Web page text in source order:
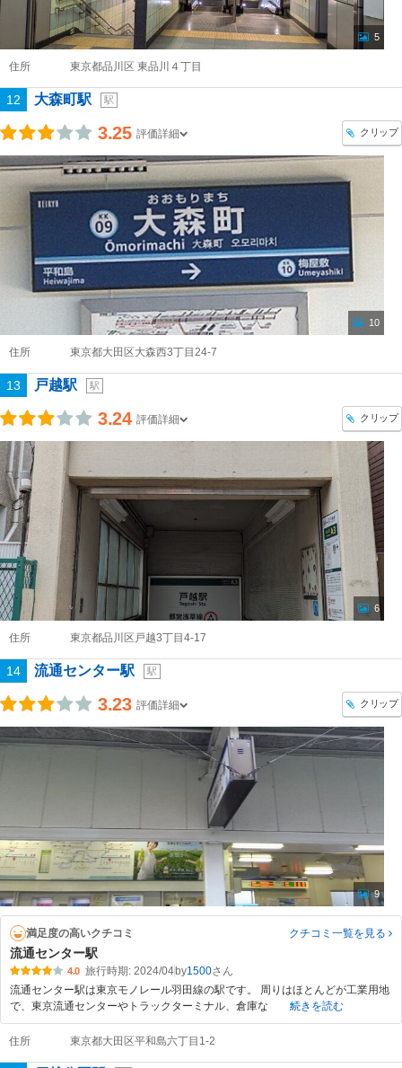
5
住所 東京都品川区 東品川４丁目
12 大森町駅 駅
3.25 評価詳細 クリップ
10
住所 東京都大田区大森西3丁目24-7
13 戸越駅 駅
3.24 評価詳細 クリップ
6
住所 東京都品川区戸越3丁目4-17
14 流通センター駅 駅
3.23 評価詳細 クリップ
9
満足度の高いクチコミ クチコミ一覧を見る
流通センター駅
4.0 旅行時期: 2024/04by1500
流通センター駅は東京モノレール羽田線の駅です。 周りはほとんどが工業用地
で、東京流通センターやトラックターミナル、倉庫な
続きを読む
住所 東京都大田区平和島六丁目1-2